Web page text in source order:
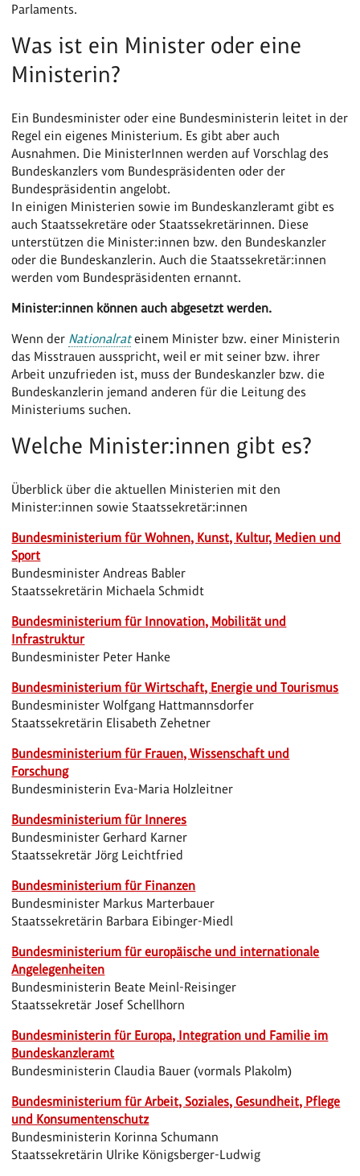
Parlaments.
Was ist ein Minister oder eine
Ministerin?
Ein Bundesminister oder eine Bundesministerin leitet in der
Regel ein eigenes Ministerium. Es gibt aber auch
Ausnahmen. Die MinisterInnen werden auf Vorschlag des
Bundeskanzlers vom Bundespräsidenten oder der
Bundespräsidentin angelobt.
In einigen Ministerien sowie im Bundeskanzleramt gibt es
auch Staatssekretäre oder Staatssekretärinnen. Diese
unterstützen die Minister:innen bzw. den Bundeskanzler
oder die Bundeskanzlerin. Auch die Staatssekretär:innen
werden vom Bundespräsidenten ernannt.
Minister:innen können auch abgesetzt werden.
Wenn der Nationalrateinem Minister bzw. einer Ministerin
das Misstrauen ausspricht, weil er mit seiner bzw. ihrer
Arbeit unzufrieden ist, muss der Bundeskanzler bzw. die
Bundeskanzlerin jemand anderen für die Leitung des
Ministeriums suchen.
Welche Minister:innen gibt es?
Überblick über die aktuellen Ministerien mit den
Minister:innen sowie Staatssekretär:innen
Bundesministerium für Wohnen, Kunst, Kultur, Medien und
Sport
Bundesminister Andreas Babler
Staatssekretärin Michaela Schmidt
Bundesministerium für Innovation, Mobilität und
Infrastruktur
Bundesminister Peter Hanke
Bundesministerium für Wirtschaft, Energie und Tourismus
Bundesminister Wolfgang Hattmannsdorfer
Staatssekretärin Elisabeth Zehetner
Bundesministerium für Frauen, Wissenschaft und
Forschung
Bundesministerin Eva-Maria Holzleitner
Bundesministerium für Inneres
Bundesminister Gerhard Karner
Staatssekretär Jörg Leichtfried
Bundesministerium für Finanzen
Bundesminister Markus Marterbauer
Staatssekretärin Barbara Eibinger-Miedl
Bundesministerium für europäische und internationale
Angelegenheiten
Bundesministerin Beate Meinl-Reisinger
Staatssekretär Josef Schellhorn
Bundesministerin für Europa, Integration und Familie im
Bundeskanzleramt
Bundesministerin Claudia Bauer (vormals Plakolm)
Bundesministerium für Arbeit, Soziales, Gesundheit, Pflege
und Konsumentenschutz
Bundesministerin Korinna Schumann
Staatssekretärin Ulrike Königsberger-Ludwig